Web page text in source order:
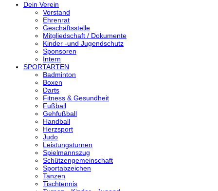
Dein Verein
Vorstand
Ehrenrat
Geschäftsstelle
Mitgliedschaft / Dokumente
Kinder -und Jugendschutz
Sponsoren
Intern
SPORTARTEN
Badminton
Boxen
Darts
Fitness & Gesundheit
Fußball
Gehfußball
Handball
Herzsport
Judo
Leistungsturnen
Spielmannszug
Schützengemeinschaft
Sportabzeichen
Tanzen
Tischtennis